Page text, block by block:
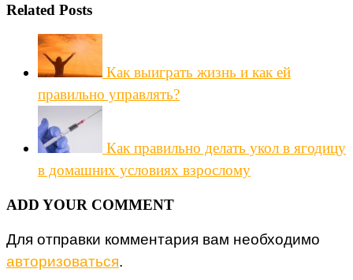
Related Posts
Как выиграть жизнь и как ей
правильно управлять?
Как правильно делать укол в ягодицу
в домашних условиях взрослому
ADD YOUR COMMENT
Для отправки комментария вам необходимо
авторизоваться.